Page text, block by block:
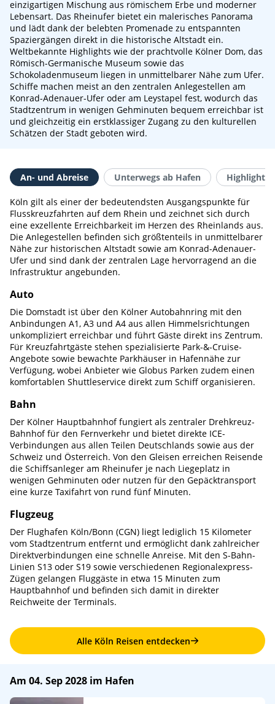
einzigartigen Mischung aus römischem Erbe und moderner
Lebensart. Das Rheinufer bietet ein malerisches Panorama
und lädt dank der belebten Promenade zu entspannten
Spaziergängen direkt in die historische Altstadt ein.
Weltbekannte Highlights wie der prachtvolle Kölner Dom, das
Römisch-Germanische Museum sowie das
Schokoladenmuseum liegen in unmittelbarer Nähe zum Ufer.
Schiffe machen meist an den zentralen Anlegestellen am
Konrad-Adenauer-Ufer oder am Leystapel fest, wodurch das
Stadtzentrum in wenigen Gehminuten bequem erreichbar ist
und gleichzeitig ein erstklassiger Zugang zu den kulturellen
Schätzen der Stadt geboten wird.
An- und Abreise Unterwegs ab Hafen Highlights
Köln gilt als einer der bedeutendsten Ausgangspunkte für
Flusskreuzfahrten auf dem Rhein und zeichnet sich durch
eine exzellente Erreichbarkeit im Herzen des Rheinlands aus.
Die Anlegestellen befinden sich größtenteils in unmittelbarer
Nähe zur historischen Altstadt sowie am Konrad-Adenauer-
Ufer und sind dank der zentralen Lage hervorragend an die
Infrastruktur angebunden.
Auto
Die Domstadt ist über den Kölner Autobahnring mit den
Anbindungen A1, A3 und A4 aus allen Himmelsrichtungen
unkompliziert erreichbar und führt Gäste direkt ins Zentrum.
Für Kreuzfahrtgäste stehen spezialisierte Park-&-Cruise-
Angebote sowie bewachte Parkhäuser in Hafennähe zur
Verfügung, wobei Anbieter wie Globus Parken zudem einen
komfortablen Shuttleservice direkt zum Schiff organisieren.
Bahn
Der Kölner Hauptbahnhof fungiert als zentraler Drehkreuz-
Bahnhof für den Fernverkehr und bietet direkte ICE-
Verbindungen aus allen Teilen Deutschlands sowie aus der
Schweiz und Österreich. Von den Gleisen erreichen Reisende
die Schiffsanleger am Rheinufer je nach Liegeplatz in
wenigen Gehminuten oder nutzen für den Gepäcktransport
eine kurze Taxifahrt von rund fünf Minuten.
Flugzeug
Der Flughafen Köln/Bonn (CGN) liegt lediglich 15 Kilometer
vom Stadtzentrum entfernt und ermöglicht dank zahlreicher
Direktverbindungen eine schnelle Anreise. Mit den S-Bahn-
Linien S13 oder S19 sowie verschiedenen Regionalexpress-
Zügen gelangen Fluggäste in etwa 15 Minuten zum
Hauptbahnhof und befinden sich damit in direkter
Reichweite der Terminals.
Alle Köln Reisen entdecken
Am 04. Sep 2028 im Hafen